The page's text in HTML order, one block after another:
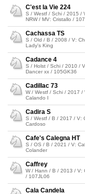
C'est la Vie 224
S / Westf / Schi / 2015 /
NRW / MV: Cristallo /
Cachassa TS
S / Old / B / 2008 / V:
Lady's King
Cadance 4
S / Holst / Schi / 2010 /
Dancer xx / 105GK36
Cadillac 73
W / Westf / Schi / 2017 /
Calando I
Cadira S
S / Westf / B / 2017 / V:
Cardoso
Cafe's Calegna HT
S / OS / B / 2021 / V:
Colander
Caffrey
W / Hann / B / 2013 / V:
/ 107JL06
Cala Candela